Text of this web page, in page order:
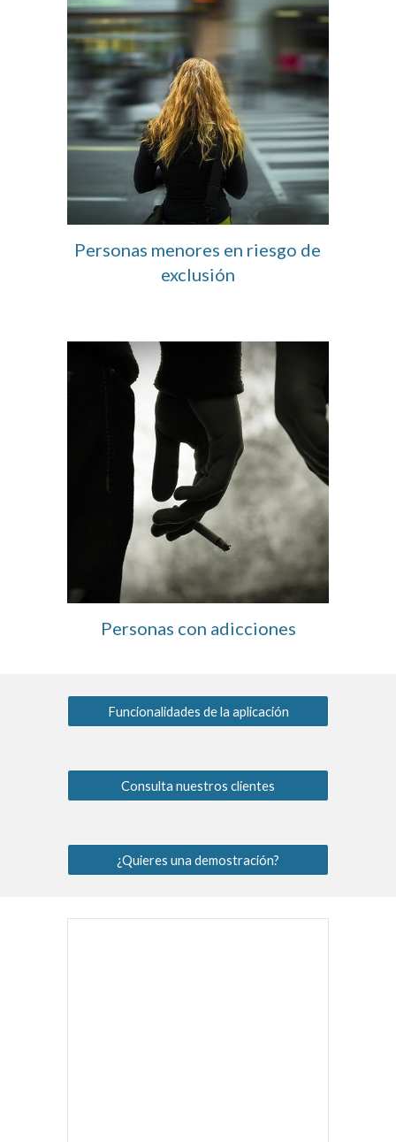
Personas menores en riesgo de
exclusión
Personas con adicciones
Funcionalidades de la aplicación
Consulta nuestros clientes
¿Quieres una demostración?